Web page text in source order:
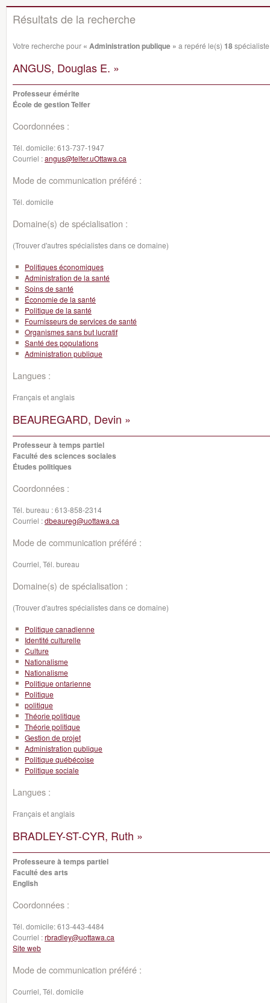
Résultats de la recherche
Votre recherche pour « Administration publique » a repéré le(s) 18
ANGUS, Douglas E. »
Professeur émérite
École de gestion Telfer
Coordonnées :
Tél. domicile:613-737-1947
Courriel :angus@telfer.uOttawa.ca
Mode de communication préféré :
Tél. domicile
Domaine(s) de spécialisation :
(Trouver d'autres spécialistes dans ce domaine)
Politiques économiques
Administration de la santé
Soins de santé
Économie de la santé
Politique de la santé
Fournisseurs de services de santé
Organismes sans but lucratif
Santé des populations
Administration publique
Langues :
Français et anglais
BEAUREGARD, Devin »
Professeur à temps partiel
Faculté des sciences sociales
Études politiques
Coordonnées :
Tél. bureau :613-858-2314
Courriel :dbeaureg@uottawa.ca
Mode de communication préféré :
Courriel, Tél. bureau
Domaine(s) de spécialisation :
(Trouver d'autres spécialistes dans ce domaine)
Politique canadienne
Identité culturelle
Culture
Nationalisme
Nationalisme
Politique ontarienne
Politique
politique
Théorie politique
Théorie politique
Gestion de projet
Administration publique
Politique québécoise
Politique sociale
Langues :
Français et anglais
BRADLEY-ST-CYR, Ruth »
Professeure à temps partiel
Faculté des arts
English
Coordonnées :
Tél. domicile:613-443-4484
Courriel :rbradley@uottawa.ca
Site web
Mode de communication préféré :
Courriel, Tél. domicile